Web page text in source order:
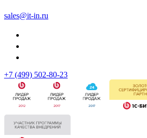
sales@it-in.ru
+7 (499) 502-80-23